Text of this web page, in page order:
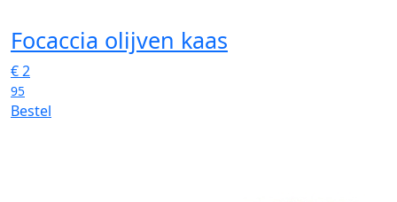
Focaccia olijven kaas
€2
95
Bestel